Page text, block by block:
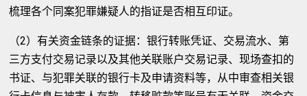
梳理各个同案犯罪嫌疑人的指证是否相互印证。
（2）有关资金链条的证据：银行转账凭证、交易流水、第
三方支付交易记录以及其他关联账户交易记录、现场查扣的
书证、与犯罪关联的银行卡及申请资料等，从中审查相关银